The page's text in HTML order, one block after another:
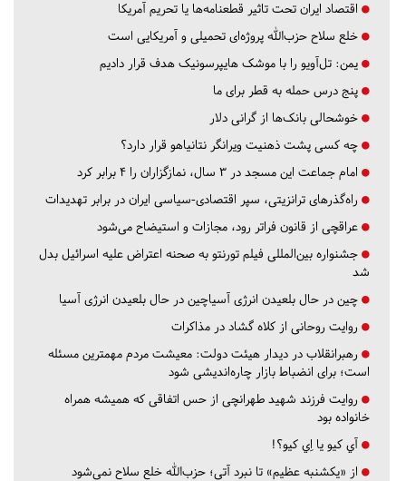
اقتصاد ایران تحت تاثیر قطعنامه‌ها یا تحریم‌ آمریکا
خلع سلاح حزب‌الله پروژه‌ای تحمیلی و آمریکایی است
یمن: تل‌آویو را با موشک هایپرسونیک هدف قرار دادیم
پنج درس‌ حمله به قطر برای ما
خوشحالی بانک‌ها از گرانی دلار
چه کسی پشت ذهنیت ویرانگر نتانیاهو قرار دارد؟
امام جماعت این مسجد در ۳ سال، نمازگزاران را ۴ برابر کرد
راه‌گذرهای ترانزیتی، سپر اقتصادی-سیاسی ایران در برابر تهدیدات
عراقچی از قانون فراتر رود، مجازات و استیضاح می‌شود
جشنواره بین‌المللی فیلم تورنتو به صحنه اعتراض علیه اسرائیل بدل
شد
چین در حال بلعیدن انرژی آسیاچین در حال بلعیدن انرژی آسیا
روایت روحانی از کلاه گشاد در مذاکرات
رهبرانقلاب در دیدار هیئت دولت: معیشت مردم مهمترین مسئله
است؛ برای انضباط بازار چاره‌اندیشی شود
روایت فرزند شهید طهرانچی از حس اتفاقی که همیشه همراه
خانواده بود
آي كيو يا اِي كيو؟!
از «یکشنبه عظیم» تا نبرد آتی؛ حزب‌الله خلع سلاح نمی‌شود